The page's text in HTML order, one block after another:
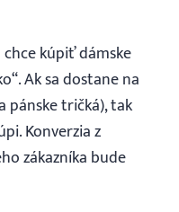
kúpiť dámske
Ak sa dostane na
pánske tričká), tak
Konverzia z
zákazníka bude